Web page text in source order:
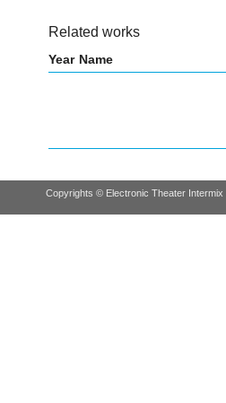
Related works
Year Name
Copyrights © Electronic Theater Intermix